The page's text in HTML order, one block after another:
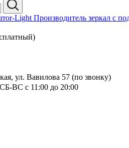
Производитель зеркал с
ул. Вавилова 57 (по звонку)
ВС с 11:00 до 20:00